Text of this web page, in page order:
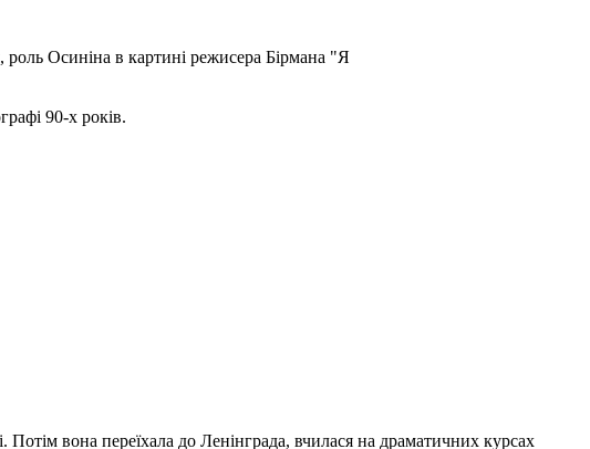
роль Осиніна в картині режисера Бірмана "Я
90-х років.
вона переїхала до Ленінграда, вчилася на драматичних курсах